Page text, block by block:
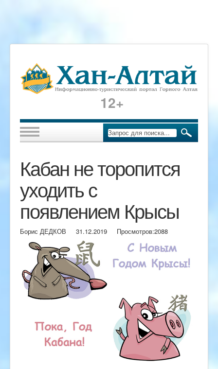
12+
Кабан не торопится
уходить с
появлением Крысы
Борис ДЕДКОВ 31.12.2019 Просмотров:2088